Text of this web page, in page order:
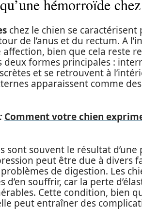
hémorroïde
chez le chien se
de l’anus et du rectum. A
bien que cela reste
deux formes principales :
et se retrouvent à
apparaissent comme
Comment votre chien
sont souvent le résultat d’une
peut être due à divers
problèmes de digestion. Les
d’en souffrir, car la perte
Cette condition, bien
peut entraîner des